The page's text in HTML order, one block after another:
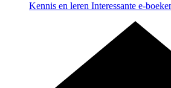
Kennis en leren Interessante e-